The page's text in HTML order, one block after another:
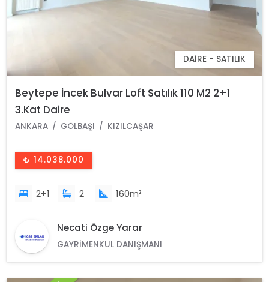
DAIRE - SATILIK
Beytepe İncek Bulvar Loft Satılık 110 M2 2+1
3.Kat Daire
ANKARA GÖLBAŞI KIZILCAŞAR
₺ 14.038.000
2+1 2 160m²
Necati Özge Yarar
GAYRIMENKUL DANIŞMANI